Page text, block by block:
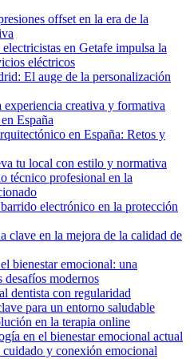
offset en la era de la
en Getafe impulsa la
eléctricos
El auge de la personalización
experiencia creativa y formativa
España
en España: Retos y
tu local con estilo y normativa
técnico profesional en la
electrónico en la protección
clave en la mejora de la calidad de
bienestar emocional: una
desafíos modernos
dentista con regularidad
para un entorno saludable
en la terapia online
en el bienestar emocional actual
y conexión emocional